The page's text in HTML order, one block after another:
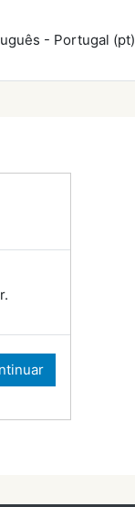
pesquisa- Portugal ‎(pt)‎